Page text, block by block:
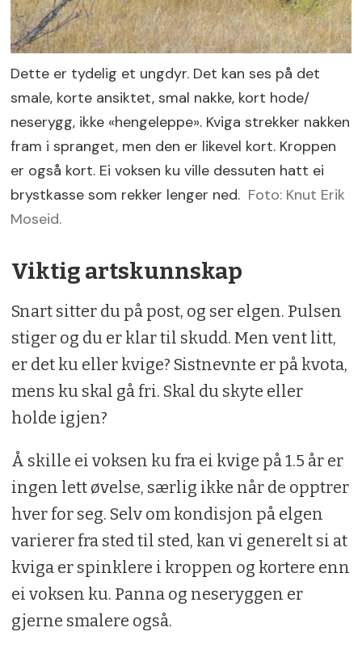
Dette er tydelig et ungdyr. Det kan ses på det
smale, korte ansiktet, smal nakke, kort hode/
neserygg, ikke «hengeleppe». Kviga strekker nakken
fram i spranget, men den er likevel kort. Kroppen
er også kort. Ei voksen ku ville dessuten hatt ei
brystkasse som rekker lenger ned. Foto: Knut Erik
Moseid.
Viktig artskunnskap
Snart sitter du på post, og ser elgen. Pulsen
stiger og du er klar til skudd. Men vent litt,
er det ku eller kvige? Sistnevnte er på kvota,
mens ku skal gå fri. Skal du skyte eller
holde igjen?
Å skille ei voksen ku fra ei kvige på 1.5 år er
ingen lett øvelse, særlig ikke når de opptrer
hver for seg. Selv om kondisjon på elgen
varierer fra sted til sted, kan vi generelt si at
kviga er spinklere i kroppen og kortere enn
ei voksen ku. Panna og neseryggen er
gjerne smalere også.